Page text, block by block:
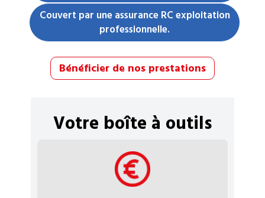
Couvert par une assurance RC exploitation
professionnelle.
Bénéficier de nos prestations
Votre boîte à outils